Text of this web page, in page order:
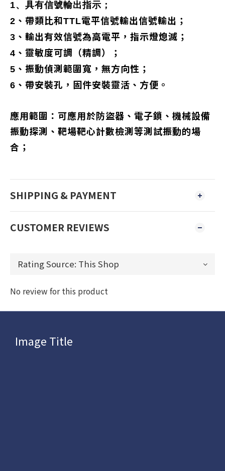
1、具有信號輸出指示；
2 、帶類比和TTL電平信號輸出信號輸出；
3 、輸出有效信號為高電平，指示燈熄滅；
4 、靈敏度可調（精調）；
5 、振動偵測範圍寬，無方向性；
6 、帶安裝孔，固件安裝靈活、方便。
應用範圍：可應用於防盜器、電子鎖、機械設備
振動探測、靶場靶心計數檢測等測試振動的場
合；
SHIPPING & PAYMENT
CUSTOMER REVIEWS
No review for this product
Image Title